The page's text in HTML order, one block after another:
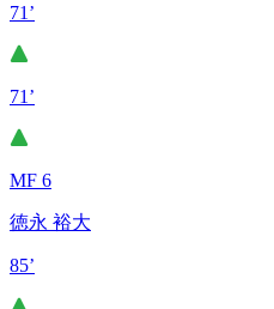
71’
71’
MF 6
徳永 裕大
85’